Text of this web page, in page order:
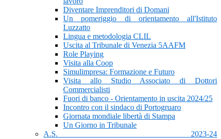
Diventare Imprenditori di Domani
Un pomeriggio di orientamento all'Istituto
Luzzatto
Lingua e metodologia CLIL
Uscita al Tribunale di Venezia 5AAFM
Role Playing
Visita alla Coop
Simulimpresa: Formazione e Futuro
Visita allo Studio Associato di Dottori
Commercialisti
Fuori di banco - Orientamento in uscita 2024/25
Incontro con il sindaco di Portogruaro
Giornata mondiale libertà di Stampa
Un Giorno in Tribunale
A.S. 2023-24